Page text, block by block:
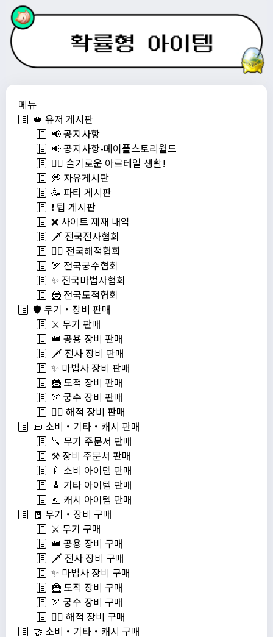
메뉴
👑 유저 게시판
📢 공지사항
📢 공지사항-메이플스토리월드
💁‍♂ 슬기로운 아르테일 생활!
💭 자유게시판
🥳 파티 게시판
❗️ 팁 게시판
❌ 사이트 제재 내역
🗡️ 전국전사협회
🏴‍☠️ 전국해적협회
🏹 전국궁수협회
✨ 전국마법사협회
🦹 전국도적협회
🛡️ 무기・장비 판매
⚔️ 무기 판매
👑 공용 장비 판매
🗡️ 전사 장비 판매
✨ 마법사 장비 판매
🦹 도적 장비 판매
🏹 궁수 장비 판매
🏴‍☠️ 해적 장비 판매
📜 소비・기타・캐시 판매
🔪 무기 주문서 판매
⚒️ 장비 주문서 판매
🍼 소비 아이템 판매
🎸 기타 아이템 판매
💶 캐시 아이템 판매
🧾 무기・장비 구매
⚔️ 무기 구매
👑 공용 장비 구매
🗡️ 전사 장비 구매
✨ 마법사 장비 구매
🦹 도적 장비 구매
🏹 궁수 장비 구매
🏴‍☠️ 해적 장비 구매
🤝 소비・기타・캐시 구매